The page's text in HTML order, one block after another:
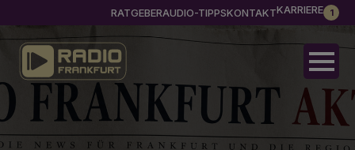
RATGEBERAUDIO-TIPPSKONTAKTKARRIERE 1